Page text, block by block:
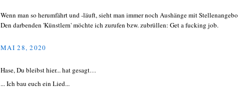
Wenn man so herumfährt und -läuft, sieht man immer noch Aushänge mit
Den darbenden 'Künstlern' möchte ich zurufen bzw. zubrüllen: Get a fucking job.
MAI 28, 2020
Hase, Du bleibst hier... hat gesagt…
... Ich bau euch ein Lied...